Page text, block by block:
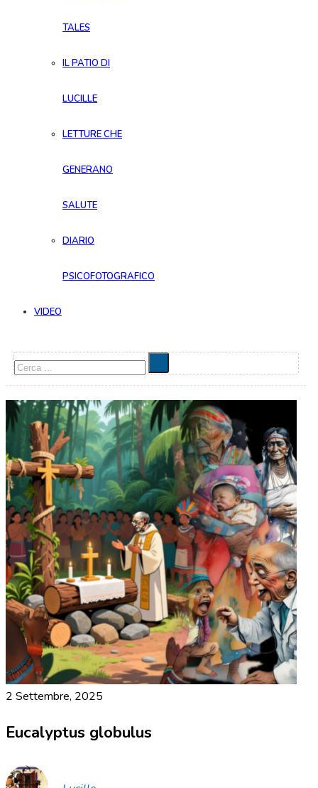
TALES
IL PATIO DI
LUCILLE
LETTURE CHE
GENERANO
SALUTE
DIARIO
PSICOFOTOGRAFICO
VIDEO
Cerca
2 Settembre, 2025
Eucalyptus globulus